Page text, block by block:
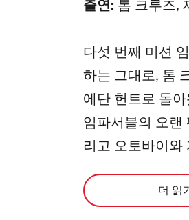
출연: 톰 크루즈,
다섯 번째 미션
하는 그대로, 톰
에단 헌트로 돌
임파서블의 오랜
리고 오토바이와
더 읽기